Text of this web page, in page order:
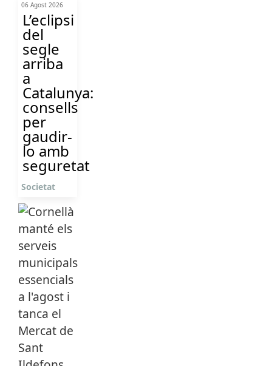
06 Agost 2026
L’eclipsi
del
segle
arriba
a
Catalunya:
consells
per
gaudir-
lo amb
seguretat
Societat